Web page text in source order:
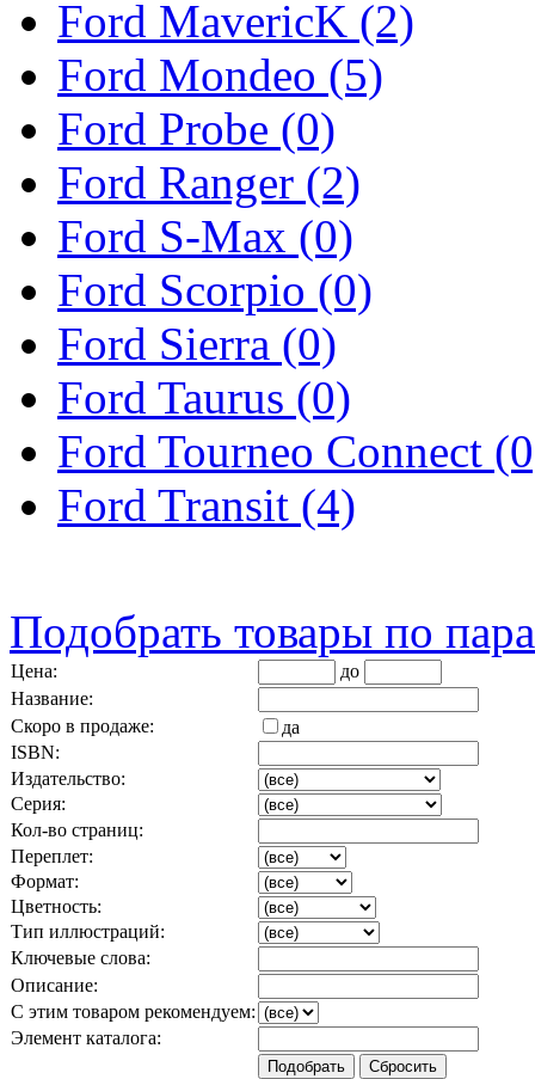
Ford MavericK (2)
Ford Mondeo (5)
Ford Probe (0)
Ford Ranger (2)
Ford S-Max (0)
Ford Scorpio (0)
Ford Sierra (0)
Ford Taurus (0)
Ford Tourneo Connect
Ford Transit (4)
Подобрать товары по
Цена:
до
Название:
Скоро в продаже:
да
ISBN:
Издательство:
Серия:
Кол-во страниц:
Переплет:
Формат:
Цветность:
Тип иллюстраций:
Ключевые слова:
Описание:
С этим товаром рекомендуем:
Элемент каталога: